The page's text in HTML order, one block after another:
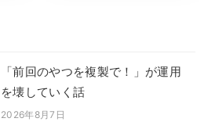
「前回のやつを複製で！」が運用
を壊していく話
投稿日
2026年8月7日